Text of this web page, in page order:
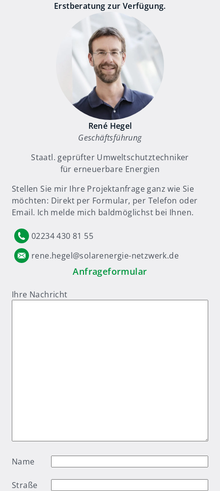
Erstberatung zur Verfügung.
René Hegel
Geschäftsführung
Staatl. geprüfter Umweltschutztechniker
für erneuerbare Energien
Stellen Sie mir Ihre Projektanfrage ganz wie Sie
möchten: Direkt per Formular, per Telefon oder
Email. Ich melde mich baldmöglichst bei Ihnen.
02234 430 81 55
rene.hegel@solarenergie-netzwerk.de
Anfrageformular
Ihre Nachricht
Name
Straße